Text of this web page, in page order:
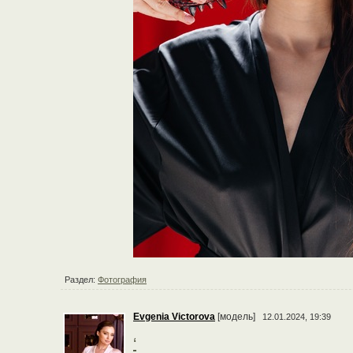
Раздел: Фотография
Evgenia Victorova [модель] 12.01.2024, 19:39
‘